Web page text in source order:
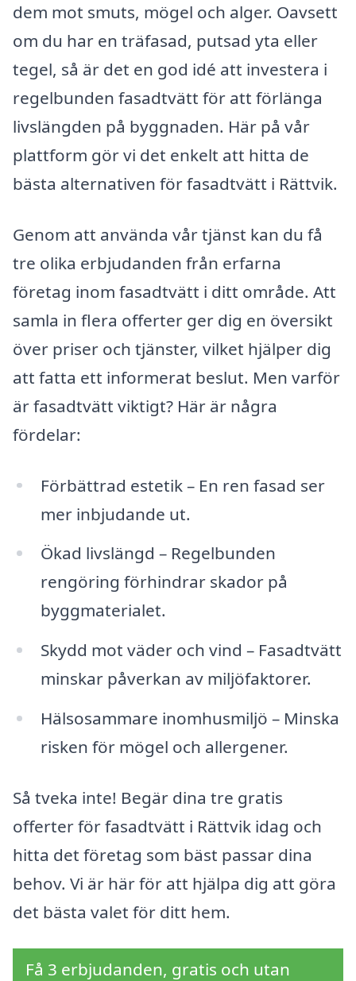
dem mot smuts, mögel och alger. Oavsett
om du har en träfasad, putsad yta eller
tegel, så är det en god idé att investera i
regelbunden fasadtvätt för att förlänga
livslängden på byggnaden. Här på vår
plattform gör vi det enkelt att hitta de
bästa alternativen för fasadtvätt i Rättvik.
Genom att använda vår tjänst kan du få
tre olika erbjudanden från erfarna
företag inom fasadtvätt i ditt område. Att
samla in flera offerter ger dig en översikt
över priser och tjänster, vilket hjälper dig
att fatta ett informerat beslut. Men varför
är fasadtvätt viktigt? Här är några
fördelar:
Förbättrad estetik – En ren fasad ser
mer inbjudande ut.
Ökad livslängd – Regelbunden
rengöring förhindrar skador på
byggmaterialet.
Skydd mot väder och vind – Fasadtvätt
minskar påverkan av miljöfaktorer.
Hälsosammare inomhusmiljö – Minska
risken för mögel och allergener.
Så tveka inte! Begär dina tre gratis
offerter för fasadtvätt i Rättvik idag och
hitta det företag som bäst passar dina
behov. Vi är här för att hjälpa dig att göra
det bästa valet för ditt hem.
Få 3 erbjudanden, gratis och utan